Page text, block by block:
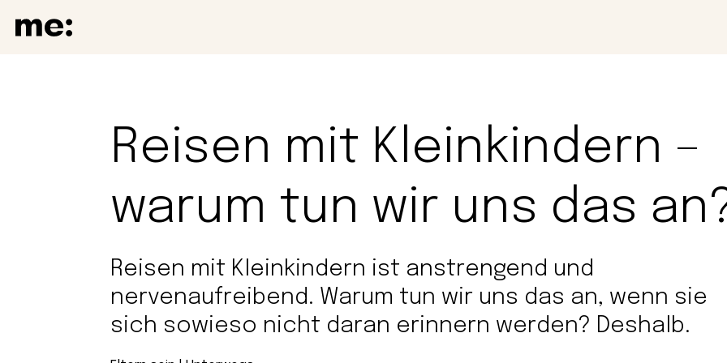
Reisen mit Kleinkindern –
warum tun wir uns das
Reisen mit Kleinkindern ist anstrengend und
nervenaufreibend. Warum tun wir uns das an, wenn sie
sich sowieso nicht daran erinnern werden? Deshalb.